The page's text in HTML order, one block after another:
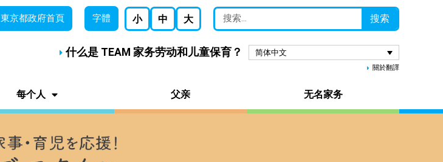
東京都政府首頁 字體 小 中 大 搜索
什么是 TEAM 家务劳动和儿童保育？ 简体中文
關於翻譯
每个人 父亲 无名家务